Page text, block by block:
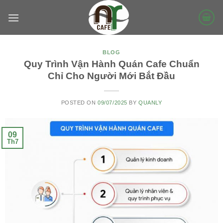
BLOG
Quy Trình Vận Hành Quán Cafe Chuẩn
Chỉ Cho Người Mới Bắt Đầu
POSTED ON09/07/2025 BYQUANLY
09
Th7